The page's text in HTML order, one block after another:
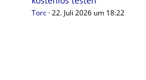
Torc 22. Juli 2026 um 18:22